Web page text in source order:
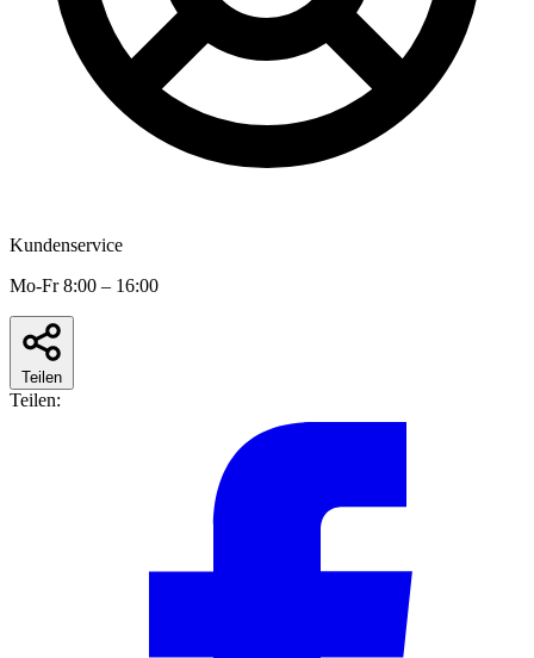
Kundenservice
Mo-Fr 8:00 – 16:00
Teilen
Teilen: